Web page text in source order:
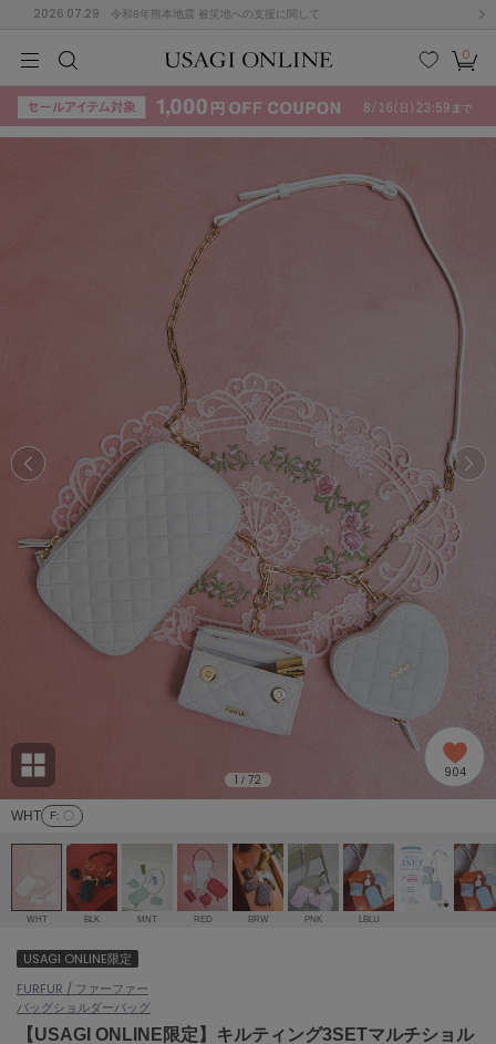
2026.07.29 令和8年熊本地震 被災地への支援に関して
検索
お気
に入
カー
ト
0
KIDSBABYBEAUTYLIFE STYLE
(715)
ームウェア (535)
(2005)
ョン雑貨 (865)
/ランジェリー (127)
(124)
KIDSBABYBEAUTYLIFE STYLE
G
S
Z
ACYM
アシーム
adidas
アディダス
adidas by Stella McCartney
アディダス バイ ステラマッカートニー
ALLISON BROWN
アリソンブラウン
Ame no chi Hare
アメノチハレ
AMOMMA
アモマ
アニュアンス
ànuke
アンヌーク
ASICS
アシックス
WHT F: 〇
1 / 72 904
WHT BLK MNT RED BRW PNK LBLU
USAGI ONLINE限定
FURFUR / ファーファー
バッグショルダーバッグ
【USAGI ONLINE限定】キルティング3SETマルチショル